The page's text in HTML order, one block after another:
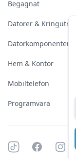
Begagnat
Datorer &
Datorkomponenter
Hem & Kontor
Mobiltelefon
Programvara
Tiktok Facebook